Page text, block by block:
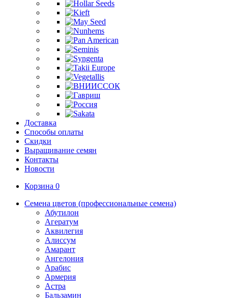
Доставка
Способы оплаты
Скидки
Выращивание семян
Контакты
Новости
Корзина 0
Семена цветов (профессиональные семена)
Абутилон
Агератум
Аквилегия
Алиссум
Амарант
Ангелония
Арабис
Армерия
Астра
Бальзамин